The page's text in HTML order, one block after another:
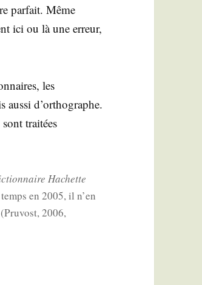
par­fait. Même
ici ou là une erreur,
les
aus­si d’or­tho­graphe.
sont trai­tées
Hachette
en 2005, il n’en
(Pru­vost, 2006,